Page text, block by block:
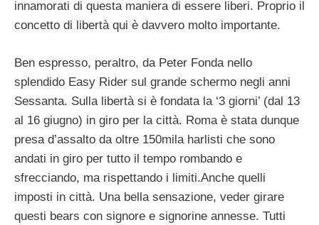
innamorati di questa maniera di essere liberi. Proprio il
concetto di libertà qui è davvero molto importante.
Ben espresso, peraltro, da Peter Fonda nello
splendido Easy Rider sul grande schermo negli anni
Sessanta. Sulla libertà si è fondata la ‘3 giorni’ (dal 13
al 16 giugno) in giro per la città. Roma è stata dunque
presa d’assalto da oltre 150mila harlisti che sono
andati in giro per tutto il tempo rombando e
sfrecciando, ma rispettando i limiti.Anche quelli
imposti in città. Una bella sensazione, veder girare
questi bears con signore e signorine annesse. Tutti